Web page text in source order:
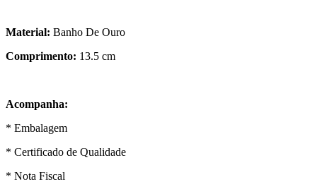
Material: Banho De Ouro
Comprimento: 13.5 cm
Acompanha:
* Embalagem
* Certificado de Qualidade
* Nota Fiscal